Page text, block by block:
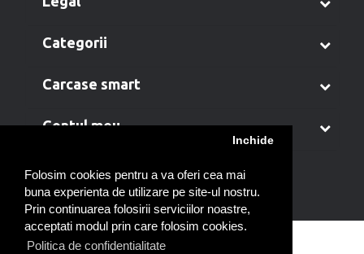
Folosim cookies pentru a va oferi cea mai
buna experienta de utilizare pe site-ul nostru.
Prin continuarea folosirii serviciilor noastre,
acceptati modul prin care folosim cookies.
Politica de confidentialitate
Inchide
categorii
carcase smart
contul meu